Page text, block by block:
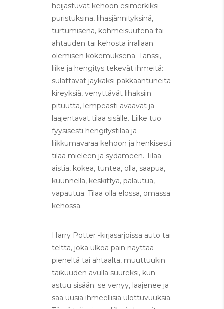
heijastuvat kehoon esimerkiksi
puristuksina, lihasjännityksinä,
turtumisena, kohmeisuutena tai
ahtauden tai kehosta irrallaan
olemisen kokemuksena. Tanssi,
liike ja hengitys tekevät ihmeitä:
sulattavat jäykäksi pakkaantuneita
kireyksiä, venyttävät lihaksiin
pituutta, lempeästi avaavat ja
laajentavat tilaa sisälle. Liike tuo
fyysisesti hengitystilaa ja
liikkumavaraa kehoon ja henkisesti
tilaa mieleen ja sydämeen. Tilaa
aistia, kokea, tuntea, olla, saapua,
kuunnella, keskittyä, palautua,
vapautua. Tilaa olla elossa, omassa
kehossa.
Harry Potter -kirjasarjoissa auto tai
teltta, joka ulkoa päin näyttää
pieneltä tai ahtaalta, muuttuukin
taikuuden avulla suureksi, kun
astuu sisään: se venyy, laajenee ja
saa uusia ihmeellisiä ulottuvuuksia.